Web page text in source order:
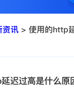
资讯> 使用的http
迟过高是什么原